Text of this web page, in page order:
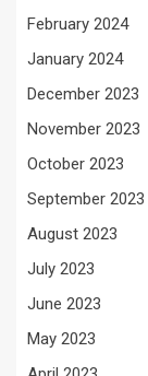
February 2024
January 2024
December 2023
November 2023
October 2023
September 2023
August 2023
July 2023
June 2023
May 2023